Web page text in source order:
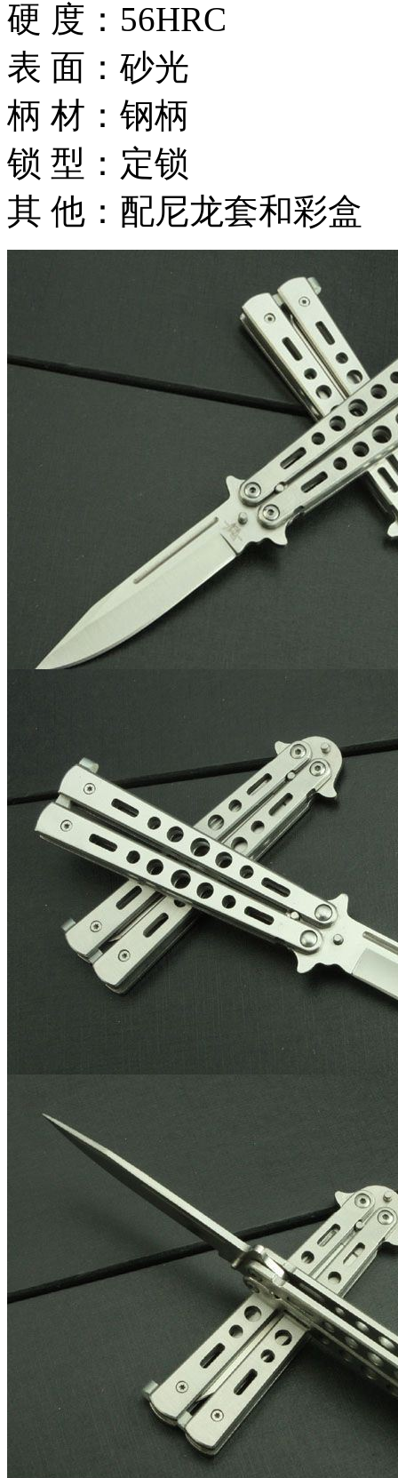
硬 度：56HRC
表 面：砂光
柄 材：钢柄
锁 型：定锁
其 他：配尼龙套和彩盒